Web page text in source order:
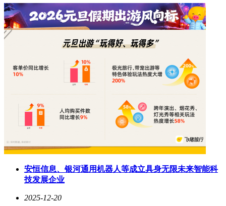
展、AI跨境工具应用等方面赋能中小企业跨境出海。京东七
鲜石家庄首店在裕华万达广场开业，现场人气火爆，店内提供
24小时菜、产地直采水果等优质商品，并推出“1+N”模式实现
最快30分钟配送，开业福利丰厚，助力石家庄“首店经济”。叮
咚买菜则在水产消费领域创新，与庆渔堂、中国质量认证中心
合作，启动吊水鱼动态评价标准研制，构建一体化可追溯水产
供应链，其此前推出的“真安心鱼”体系首月销售额环比增超
50%，加之全国上线的水产精加工服务，引领水产消费迈入
耐克集团公布2026财年第二季度财报，营收124亿美元超分析
师预期，其中跑步业务同比增长20%，大中华区营收14.23亿
美元，库存同比下降3%，集团库存77亿美元，同比减少3%，
加速回归健康水平。永旺确认将于2026年第一季度在武汉新增
3家大型综合超市，分别落户汉阳铁桥广场、大洋中心及静安
车场+便民服务”策略，拟以高体验业态对冲行业客流下滑。北
京商报发布的《中国餐饮产业发展报告（2025）》显示，2024
年我国餐饮业逆势增长，形成“西快东缓”区域格局，消费升
安恒信息、银河通用机器人等成立具身无限未来智能科
技发展企业
2025-12-20